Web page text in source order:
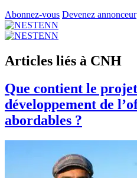
Abonnez-vous Devenez annonceur
Articles liés à CNH
Que contient le
développement de
abordables ?